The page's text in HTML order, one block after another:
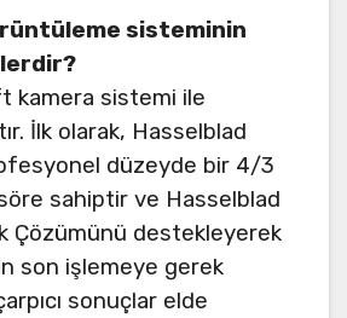
sisteminin
kamera sistemi ile
İlk olarak, Hasselblad
düzeyde bir 4/3
sahiptir ve Hasselblad
Çözümünü destekleyerek
son işlemeye gerek
sonuçlar elde